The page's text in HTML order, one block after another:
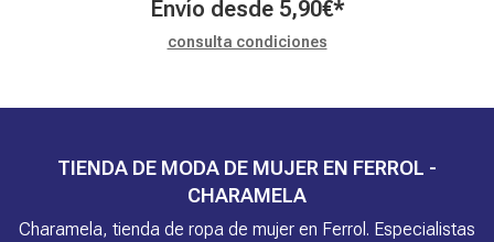
Envío desde 5,90€*
consulta condiciones
TIENDA DE MODA DE MUJER EN FERROL -
CHARAMELA
Charamela, tienda de ropa de mujer en Ferrol. Especialistas